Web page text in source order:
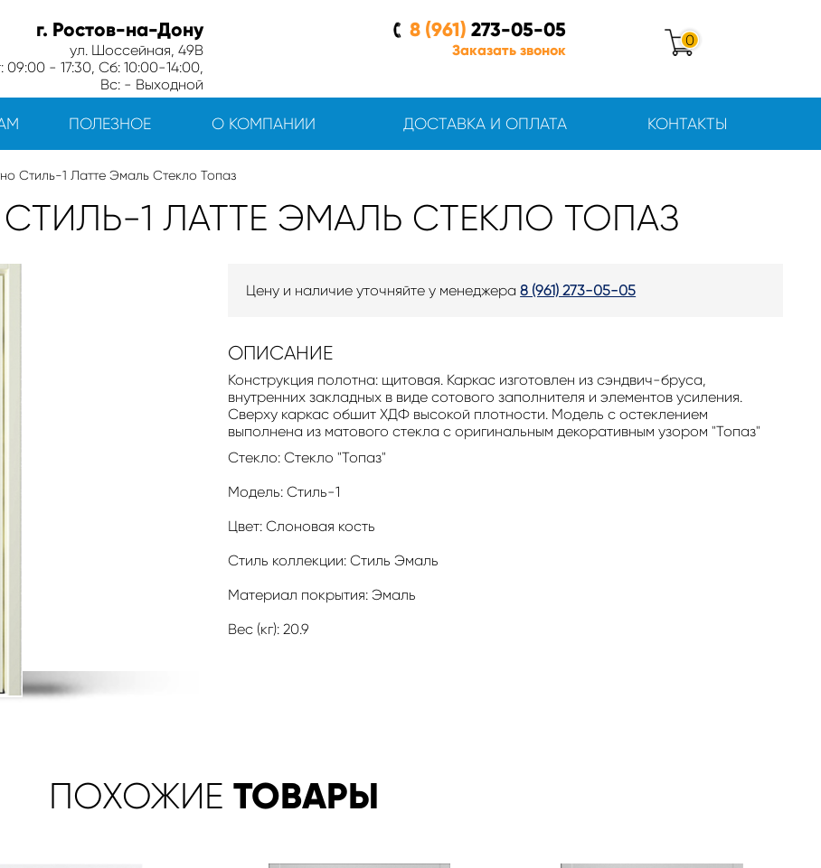
г. Ростов-на-Дону
ул. Шоссейная, 49В
09:00 - 17:30, Сб: 10:00-14:00,
Вс: - Выходной
8 (961) 273-05-05
Заказать звонок
0
ПОЛЕЗНОЕ О КОМПАНИИ ДОСТАВКА И ОПЛАТА КОНТАКТЫ
Стиль-1 Латте Эмаль Стекло Топаз
1 ЛАТТЕ ЭМАЛЬ СТЕКЛО ТОПАЗ
Цену и наличие уточняйте у менеджера8 (961) 273-05-05
ОПИСАНИЕ
Конструкция полотна: щитовая. Каркас изготовлен из сэндвич-бруса,
внутренних закладных в виде сотового заполнителя и элементов усиления.
Сверху каркас обшит ХДФ высокой плотности. Модель с остеклением
выполнена из матового стекла с оригинальным декоративным узором "Топаз"
Стекло: Стекло "Топаз"
Модель: Стиль-1
Цвет: Слоновая кость
Стиль коллекции: Стиль Эмаль
Материал покрытия: Эмаль
Вес (кг): 20.9
ПОХОЖИЕ ТОВАРЫ